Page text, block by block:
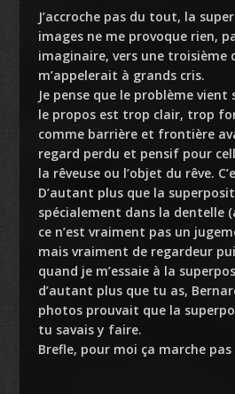
J’accroche pas du tout, la
images ne me provoque rien,
imaginaire, vers une troisième
m’appelerait à grands cris.
Je pense que le problème
le propos est trop clair, trop
comme barrière et frontière
regard perdu et pensif pour
la rêveuse ou l’objet du rêve.
D’autant plus que la
spécialement dans la dentelle
ce n’est vraiment pas un
mais vraiment de regardeur
quand je m’essaie à la
d’autant plus que tu as,
photos prouvait que la
tu savais y faire.
Brefle, pour moi ça marche pas